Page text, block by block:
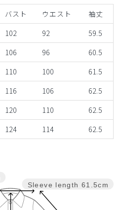
バスト ウエスト
袖丈
102 92
59.5
106 96
60.5
110 100
61.5
116 106
62.5
120 110
62.5
124 114 62.5
Sleeve length 61.5cm